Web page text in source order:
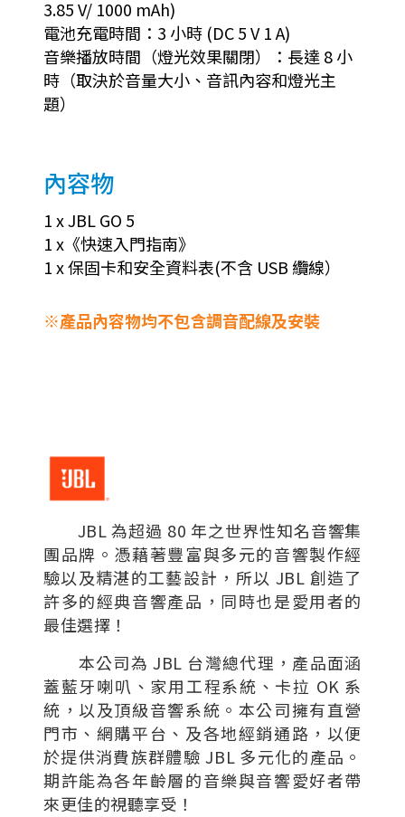
3.85 V/ 1000 mAh)
電池充電時間：3 小時 (DC 5 V 1 A)
音樂播放時間（燈光效果關閉）：長達 8 小
時（取決於音量大小、音訊內容和燈光主
題）
內容物
1 x JBL GO 5
1 x《快速入門指南》
1 x 保固卡和安全資料表(不含 USB 纜線）
※產品內容物均不包含調音配線及安裝
JBL 為超過 80 年之世界性知名音響集
團品牌。憑藉著豐富與多元的音響製作經
驗以及精湛的工藝設計，所以 JBL 創造了
許多的經典音響產品，同時也是愛用者的
最佳選擇！
本公司為 JBL 台灣總代理，產品面涵
蓋藍牙喇叭、家用工程系統、卡拉 OK 系
統，以及頂級音響系統。本公司擁有直營
門市、網購平台、及各地經銷通路，以便
於提供消費族群體驗 JBL 多元化的產品。
期許能為各年齡層的音樂與音響愛好者帶
來更佳的視聽享受！